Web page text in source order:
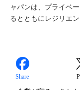
ャパンは、プライベ
るとともにレジリエ
Share